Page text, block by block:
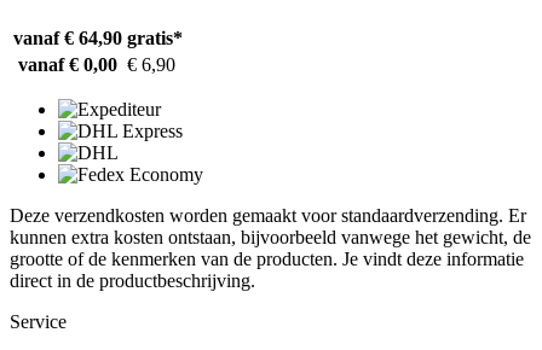
vanaf € 64,90 gratis*
vanaf € 0,00 € 6,90
Deze verzendkosten worden gemaakt voor standaardverzending. Er
kunnen extra kosten ontstaan, bijvoorbeeld vanwege het gewicht, de
grootte of de kenmerken van de producten. Je vindt deze informatie
direct in de productbeschrijving.
Service